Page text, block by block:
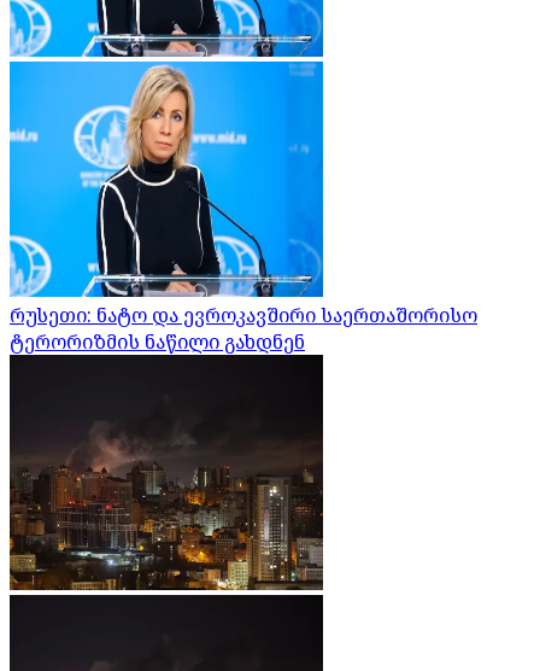
რუსეთი: ნატო და ევროკავშირი საერთაშორისო
ტერორიზმის ნაწილი გახდნენ